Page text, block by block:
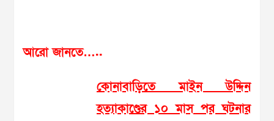
আরো জানতে…..
কোনাবাড়িতে মাইন উদ্দিন
হত্যাকাণ্ডের ১০ মাস পর ঘটনার